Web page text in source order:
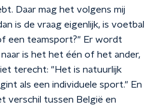
Daar mag het volgens mij
is de vraag eigenlijk, is voetbal
een teamsport?" Er wordt
is het het één of het ander,
terecht: "Het is natuurlijk
als een individuele sport." En
verschil tussen België en